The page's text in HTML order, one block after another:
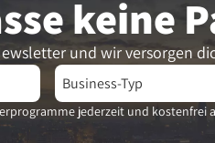
keine
und wir versorgen
jederzeit und